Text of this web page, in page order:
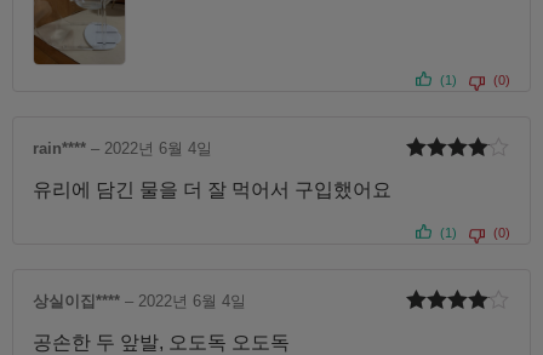
(1) (0)
rain**** – 2022년 6월 4일
유리에 담긴 물을 더 잘 먹어서 구입했어요
(1) (0)
상실이집**** – 2022년 6월 4일
공손한 두 앞발, 오도독 오도독